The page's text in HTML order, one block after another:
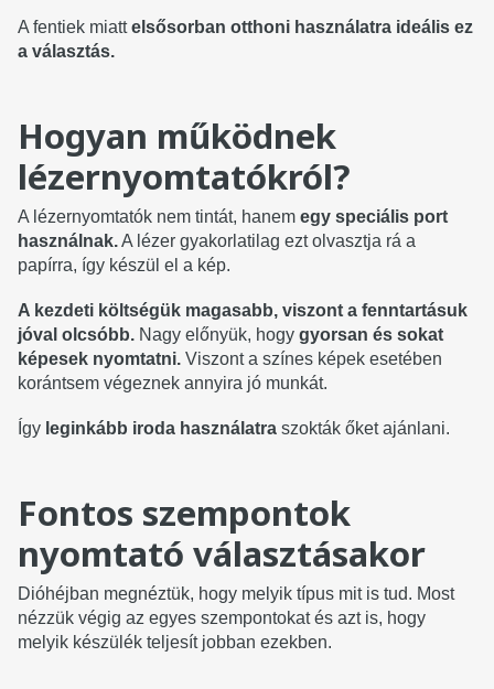
A fentiek miattelsősorban otthoni használatra ideális ez
a választás.
Hogyan működnek
lézernyomtatókról?
A lézernyomtatók nem tintát, hanemegy speciális port
használnak.A lézer gyakorlatilag ezt olvasztja rá a
papírra, így készül el a kép.
A kezdeti költségük magasabb, viszont a fenntartásuk
jóval olcsóbb. Nagy előnyük, hogygyorsan és sokat
képesek nyomtatni. Viszont a színes képek esetében
korántsem végeznek annyira jó munkát.
Így leginkább iroda használatra szokták őket ajánlani.
Fontos szempontok
nyomtató választásakor
Dióhéjban megnéztük, hogy melyik típus mit is tud. Most
nézzük végig az egyes szempontokat és azt is, hogy
melyik készülék teljesít jobban ezekben.